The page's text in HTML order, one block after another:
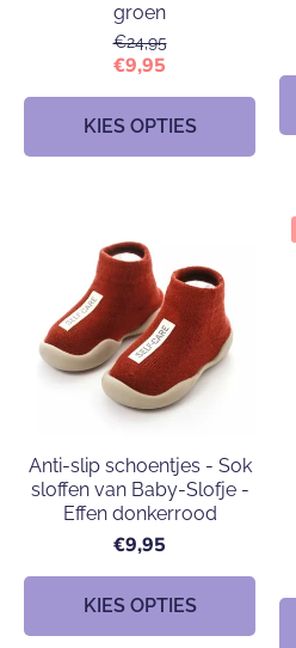
groen
€24,95
€9,95
KIES OPTIES
Anti-slip schoentjes - Sok
sloffen van Baby-Slofje -
Effen donkerrood
€9,95
KIES OPTIES